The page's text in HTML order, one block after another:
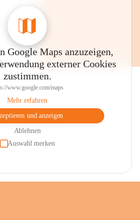
Google Maps anzuzeigen,
externer Cookies
zustimmen.
www.google.com/maps
Mehr erfahren
und anzeigen
Ablehnen
Auswahl merken